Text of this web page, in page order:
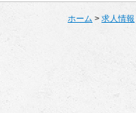
ホーム > 求人情報